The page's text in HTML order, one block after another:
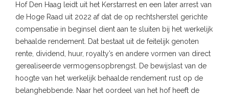
Hof Den Haag leidt uit het Kerstarrest en een later arrest van
de Hoge Raad uit 2022 af dat de op rechtsherstel gerichte
compensatie in beginsel dient aan te sluiten bij het werkelijk
behaalde rendement. Dat bestaat uit de feitelijk genoten
rente, dividend, huur, royalty’s en andere vormen van direct
gerealiseerde vermogensopbrengst. De bewijslast van de
hoogte van het werkelijk behaalde rendement rust op de
belanghebbende. Naar het oordeel van het hof heeft de